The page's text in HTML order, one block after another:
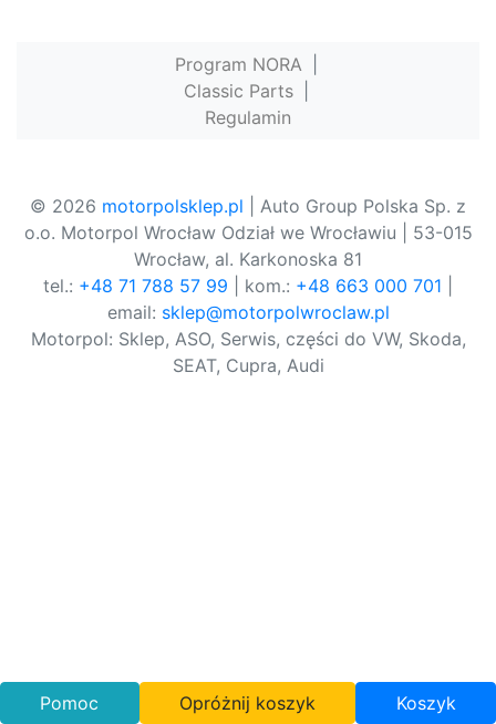
Program NORA
Classic Parts
Regulamin
© 2026 motorpolsklep.pl | Auto Group Polska Sp. z
o.o. Motorpol Wrocław Odział we Wrocławiu | 53-015
Wrocław, al. Karkonoska 81
tel.: +48 71 788 57 99 | kom.: +48 663 000 701
email: sklep@motorpolwroclaw.pl
Motorpol: Sklep, ASO, Serwis, części do VW, Skoda,
SEAT, Cupra, Audi
Pomoc Opróżnij koszyk Koszyk